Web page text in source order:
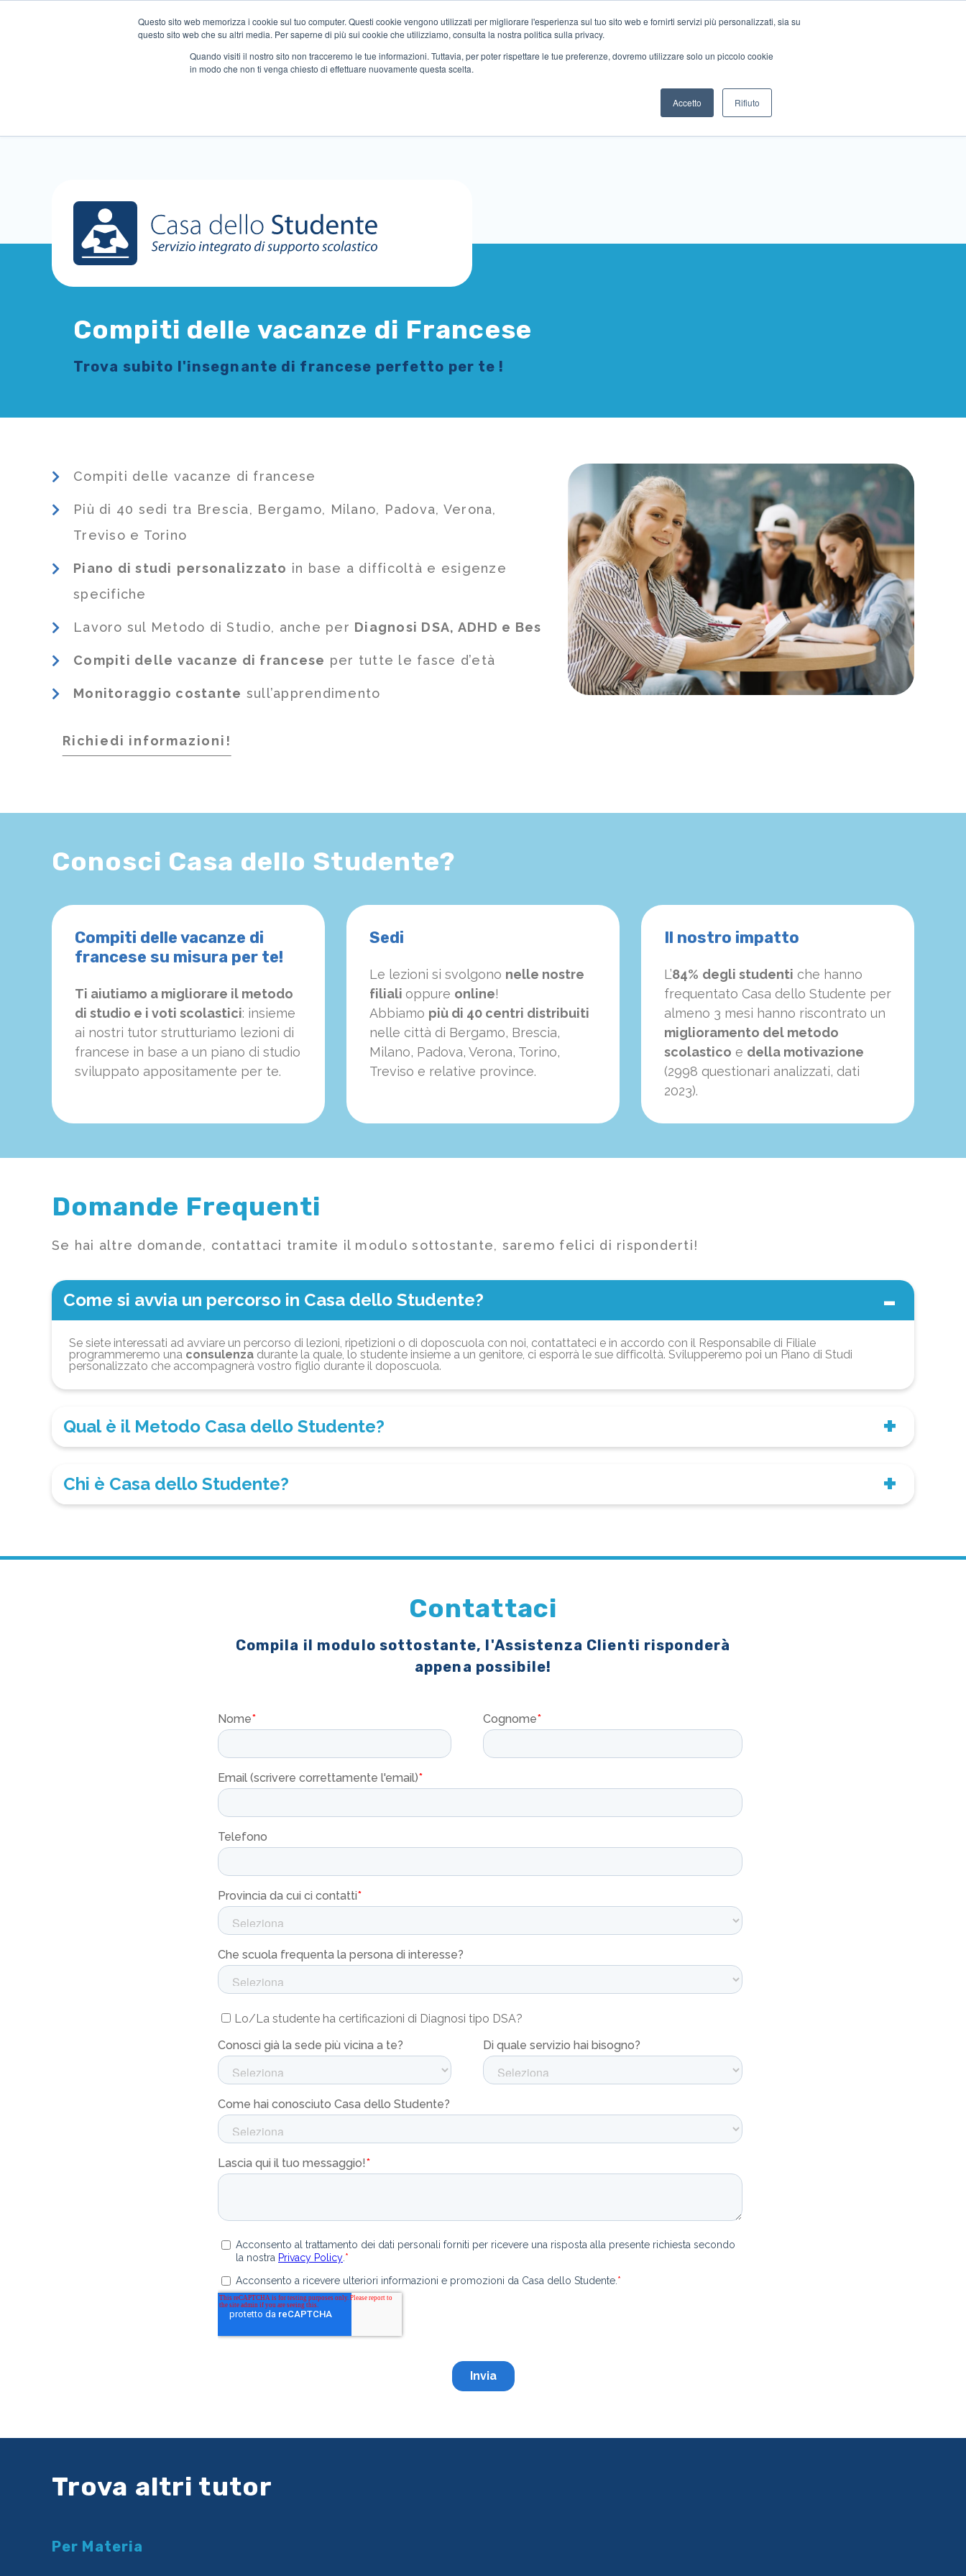
Questo sito web memorizza i cookie sul tuo computer. Questi cookie vengono utilizzati per migliorare l'esperienza sul tuo sito web e fornirti servizi più personalizzati, sia su
questo sito web che su altri media. Per saperne di più sui cookie che utilizziamo, consulta la nostra politica sulla privacy.
Quando visiti il ​​nostro sito non tracceremo le tue informazioni. Tuttavia, per poter rispettare le tue preferenze, dovremo utilizzare solo un piccolo cookie
in modo che non ti venga chiesto di effettuare nuovamente questa scelta.
Accetto Rifiuto
Compiti delle vacanze di Francese
Trova subito l'insegnante di francese perfetto per te !
Compiti delle vacanze di francese
Più di 40 sedi tra Brescia, Bergamo, Milano, Padova, Verona,
Treviso e Torino
Piano di studi personalizzato in base a difficoltà e esigenze
specifiche
Lavoro sul Metodo di Studio, anche per Diagnosi DSA, ADHD e Bes
Compiti delle vacanze di francese per tutte le fasce d’età
Monitoraggio costante sull’apprendimento
Richiedi informazioni!
Conosci Casa dello Studente?
Compiti delle vacanze di
francese su misura per te!
Ti aiutiamo a migliorare il metodo
di studio e i voti scolastici: insieme
ai nostri tutor strutturiamo lezioni di
francese in base a un piano di studio
sviluppato appositamente per te.
Sedi
Le lezioni si svolgono nelle nostre
filiali oppure online!
Abbiamo più di 40 centri distribuiti
nelle città di Bergamo, Brescia,
Milano, Padova, Verona, Torino,
Treviso e relative province.
Il nostro impatto
L’84% degli studenti che hanno
frequentato Casa dello Studente per
almeno 3 mesi hanno riscontrato un
miglioramento del metodo
scolastico e della motivazione
(2998 questionari analizzati, dati
2023).
Domande Frequenti
Se hai altre domande, contattaci tramite il modulo sottostante, saremo felici di risponderti!
Come si avvia un percorso in Casa dello Studente?
Se siete interessati ad avviare un percorso di lezioni, ripetizioni o di doposcuola con noi, contattateci e in accordo con il Responsabile di Filiale
programmeremo una consulenza durante la quale, lo studente insieme a un genitore, ci esporrà le sue difficoltà. Svilupperemo poi un Piano di Studi
personalizzato che accompagnerà vostro figlio durante il doposcuola.
Qual è il Metodo Casa dello Studente?
Chi è Casa dello Studente?
Contattaci
Compila il modulo sottostante, l'Assistenza Clienti risponderà
appena possibile!
Trova altri tutor
Per Materia